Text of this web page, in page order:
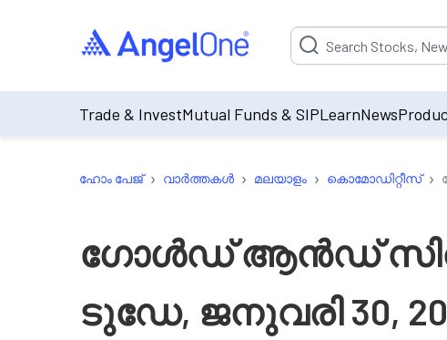
Suggestion will be
Trade & InvestMutual Funds & SIPLearnNews
ഹോം പേജ് › വാർത്തകൾ › മലയാളം › കൊമോഡിറ്റീസ് ›
ഗോൾഡ് ആൻഡ്
ടുഡേ, ജനുവരി 30,